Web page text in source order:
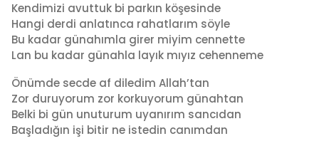
Kendimizi avuttuk bi parkın köşesinde
Hangi derdi anlatınca rahatlarım söyle
Bu kadar günahımla girer miyim cennette
Lan bu kadar günahla layık mıyız cehenneme
Önümde secde af diledim Allah’tan
Zor duruyorum zor korkuyorum günahtan
Belki bi gün unuturum uyanırım sancıdan
Başladığın işi bitir ne istedin canımdan